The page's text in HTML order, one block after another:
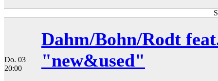
Do. 03
20:00
Dahm/Bohn/Rodt
"new&used"